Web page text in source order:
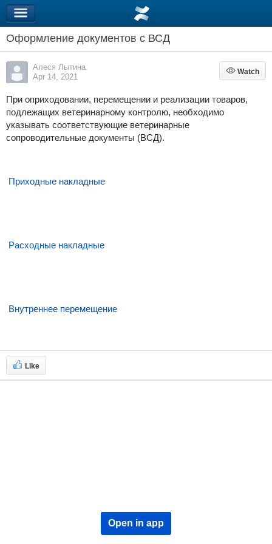
Оформление документов с ВСД
Алеся Лытина
Apr 14, 2021
Watch
Watch
При оприходовании, перемещении и реализации товаров,
подлежащих ветеринарному контролю, необходимо
указывать соответствующие ветеринарные
сопроводительные документы (ВСД).
Приходные накладные
Расходные накладные
Внутреннее перемещение
Like
Open in app